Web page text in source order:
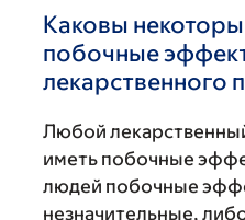
Каковы
побочные
лекарственного
Любой
иметь побочные
людей побочные
незначительные,